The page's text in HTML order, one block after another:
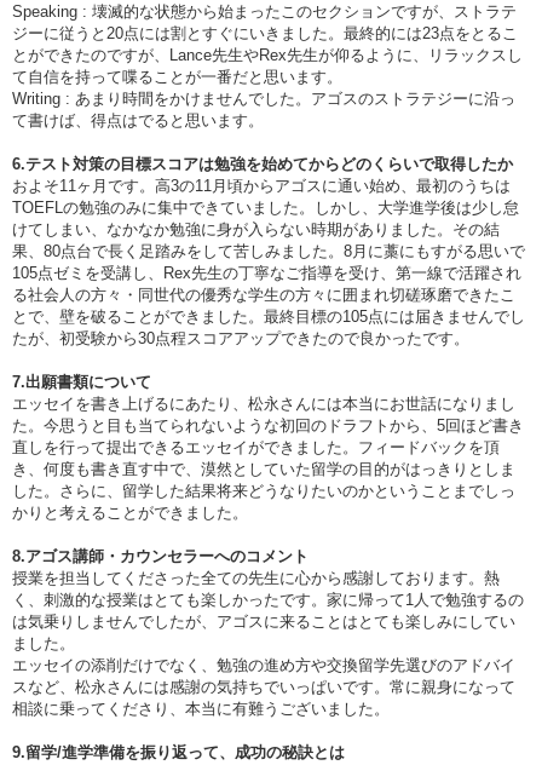
Speaking : 壊滅的な状態から始まったこのセクションですが、ストラテ
ジーに従うと20点には割とすぐにいきました。最終的には23点をとるこ
とができたのですが、Lance先生やRex先生が仰るように、リラックスし
て自信を持って喋ることが一番だと思います。
Writing : あまり時間をかけませんでした。アゴスのストラテジーに沿っ
て書けば、得点はでると思います。
6.テスト対策の目標スコアは勉強を始めてからどのくらいで取得したか
およそ11ヶ月です。高3の11月頃からアゴスに通い始め、最初のうちは
TOEFLの勉強のみに集中できていました。しかし、大学進学後は少し怠
けてしまい、なかなか勉強に身が入らない時期がありました。その結
果、80点台で長く足踏みをして苦しみました。8月に藁にもすがる思いで
105点ゼミを受講し、Rex先生の丁寧なご指導を受け、第一線で活躍され
る社会人の方々・同世代の優秀な学生の方々に囲まれ切磋琢磨できたこ
とで、壁を破ることができました。最終目標の105点には届きませんでし
たが、初受験から30点程スコアアップできたので良かったです。
7.出願書類について
エッセイを書き上げるにあたり、松永さんには本当にお世話になりまし
た。今思うと目も当てられないような初回のドラフトから、5回ほど書き
直しを行って提出できるエッセイができました。フィードバックを頂
き、何度も書き直す中で、漠然としていた留学の目的がはっきりとしま
した。さらに、留学した結果将来どうなりたいのかということまでしっ
かりと考えることができました。
8.アゴス講師・カウンセラーへのコメント
授業を担当してくださった全ての先生に心から感謝しております。熱
く、刺激的な授業はとても楽しかったです。家に帰って1人で勉強するの
は気乗りしませんでしたが、アゴスに来ることはとても楽しみにしてい
ました。
エッセイの添削だけでなく、勉強の進め方や交換留学先選びのアドバイ
スなど、松永さんには感謝の気持ちでいっぱいです。常に親身になって
相談に乗ってくださり、本当に有難うございました。
9.留学/進学準備を振り返って、成功の秘訣とは